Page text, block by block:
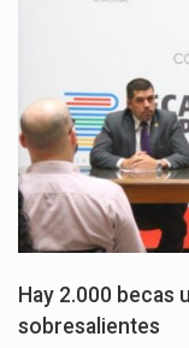
Hay 2.000 becas
sobresalientes